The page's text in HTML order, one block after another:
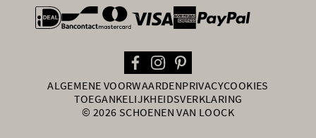
general.paymentOptions
ALGEMENE VOORWAARDENPRIVACYCOOKIES
TOEGANKELIJKHEIDSVERKLARING
© 2026 SCHOENEN VAN LOOCK